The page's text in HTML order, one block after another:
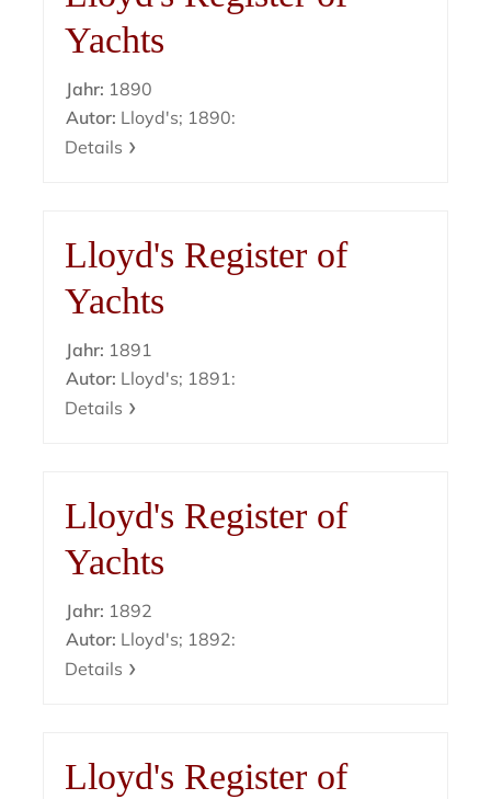
Yachts
Jahr: 1890
Autor: Lloyd's; 1890:
Details
Lloyd's Register of
Yachts
Jahr: 1891
Autor: Lloyd's; 1891:
Details
Lloyd's Register of
Yachts
Jahr: 1892
Autor: Lloyd's; 1892:
Details
Lloyd's Register of